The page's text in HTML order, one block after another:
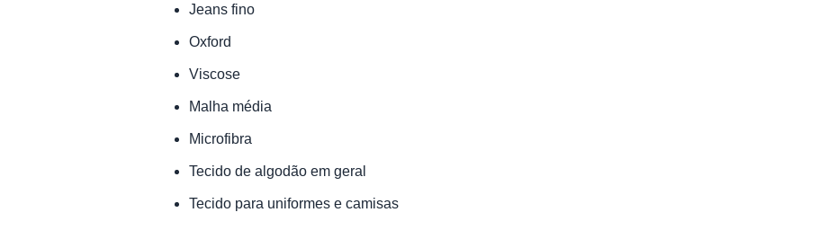
Jeans fino
Oxford
Viscose
Malha média
Microfibra
Tecido de algodão em geral
Tecido para uniformes e camisas